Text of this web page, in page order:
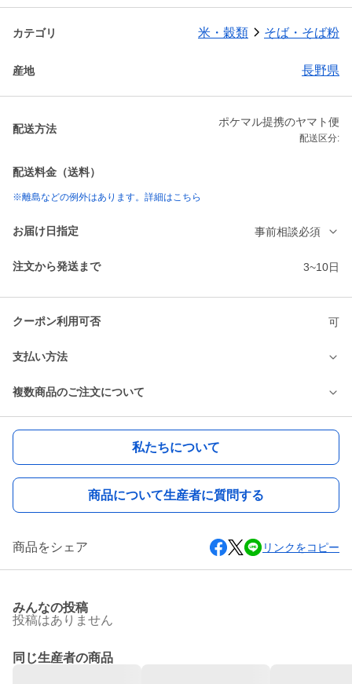
カテゴリ 米・穀類 そば・そば粉
産地 長野県
配送方法
ポケマル提携のヤマト便
配送区分:
配送料金（送料）
※離島などの例外はあります。詳細はこちら
お届け日指定 事前相談必須
注文から発送まで 3~10日
クーポン利用可否 可
支払い方法
複数商品のご注文について
私たちについて
商品について生産者に質問する
商品をシェア リンクをコピー
みんなの投稿
投稿はありません
同じ生産者の商品